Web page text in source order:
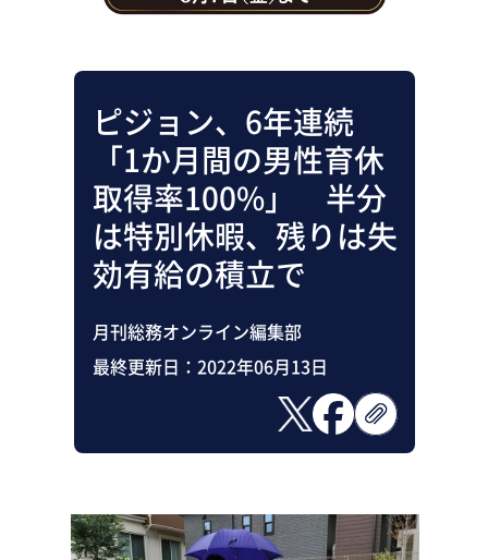
ピジョン、6年連続
「1か月間の男性育休
取得率100%」 半分
は特別休暇、残りは失
効有給の積立で
月刊総務オンライン編集部
最終更新日： 2022年06月13日